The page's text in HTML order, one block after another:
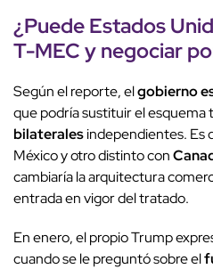
¿PuedeEstados
T-MECy negociar
Según el reporte, elgobierno
que podría sustituir el esquema
bilateralesindependientes. Es
México y otro distinto con
cambiaría la arquitectura
entrada en vigor del tratado.
En enero, el propio Trump
cuando se le preguntó sobre el